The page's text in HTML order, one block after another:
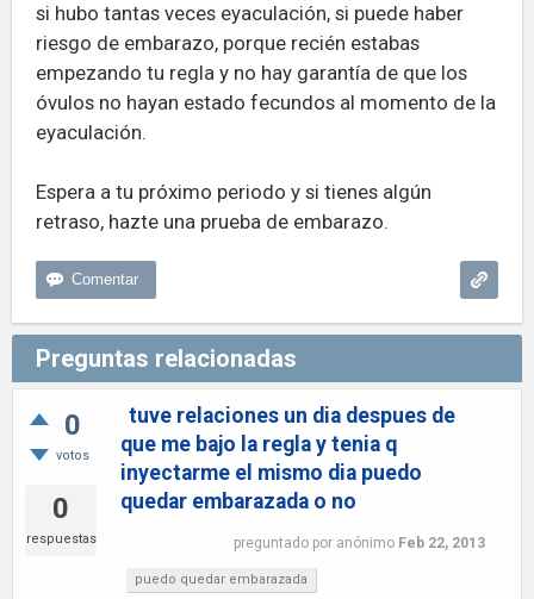
si hubo tantas veces eyaculación, si puede haber
riesgo de embarazo, porque recién estabas
empezando tu regla y no hay garantía de que los
óvulos no hayan estado fecundos al momento de la
eyaculación.
Espera a tu próximo periodo y si tienes algún
retraso, hazte una prueba de embarazo.
Preguntas relacionadas
0
votos
0
respuestas
tuve relaciones un dia despues de
que me bajo la regla y tenia q
inyectarme el mismo dia puedo
quedar embarazada o no
preguntado por anónimo Feb 22, 2013
puedo quedar embarazada